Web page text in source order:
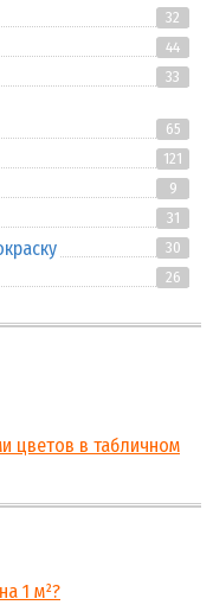
32
44
33
65
121
9
31
30
26
цветов в табличном
1 м²?